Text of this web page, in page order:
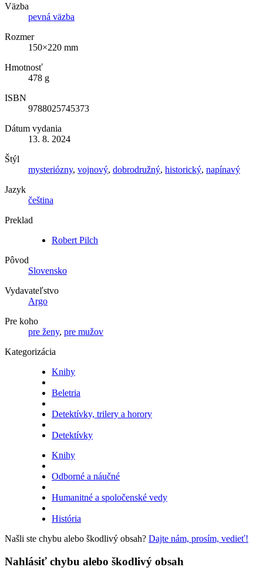
Väzba
pevná väzba
Rozmer
150×220 mm
Hmotnosť
478 g
ISBN
9788025745373
Dátum vydania
13. 8. 2024
Štýl
mysteriózny, vojnový, dobrodružný, historický, napínavý
Jazyk
čeština
Preklad
Robert Pilch
Pôvod
Slovensko
Vydavateľstvo
Argo
Pre koho
pre ženy, pre mužov
Kategorizácia
Knihy
Beletria
Detektívky, trilery a horory
Detektívky
Knihy
Odborné a náučné
Humanitné a spoločenské vedy
História
Našli ste chybu alebo škodlivý obsah? Dajte nám, prosím, vedieť!
Nahlásiť chybu alebo škodlivý obsah